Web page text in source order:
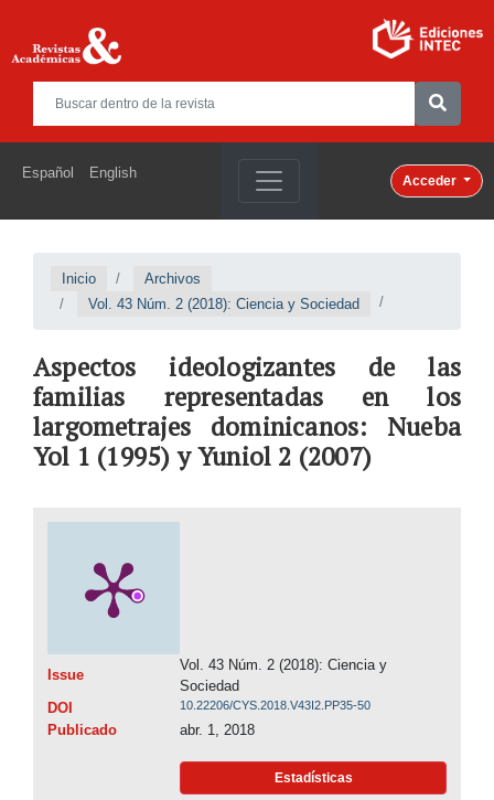
Español English Acceder
Inicio
Archivos
Vol. 43 Núm. 2 (2018): Ciencia y Sociedad
Aspectos ideologizantes de las
familias representadas en los
largometrajes dominicanos: Nueba
Yol 1 (1995) y Yuniol 2 (2007)
Issue
Vol. 43 Núm. 2 (2018): Ciencia y
Sociedad
DOI
10.22206/CYS.2018.V43I2.PP35-50
Publicado abr. 1, 2018
Estadísticas